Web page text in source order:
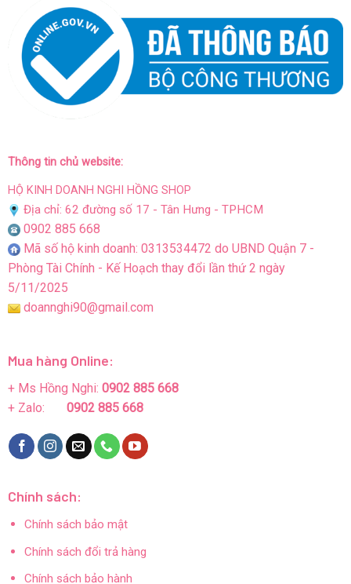
Thông tin chủ website:
HỘ KINH DOANH NGHI HỒNG SHOP
Địa chỉ: 62 đường số 17 - Tân Hưng - TPHCM
0902 885 668
Mã số hộ kinh doanh: 0313534472 do UBND Quận 7 -
Phòng Tài Chính - Kế Hoạch thay đổi lần thứ 2 ngày
5/11/2025
doannghi90@gmail.com
Mua hàng Online:
+ Ms Hồng Nghi: 0902 885 668
+ Zalo: 0902 885 668
Chính sách:
Chính sách bảo mật
Chính sách đổi trả hàng
Chính sách bảo hành